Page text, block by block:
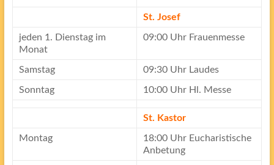
St. Josef
jeden 1. Dienstag im
Monat
09:00 Uhr Frauenmesse
Samstag 09:30 Uhr Laudes
Sonntag 10:00 Uhr Hl. Messe
St. Kastor
Montag
18:00 Uhr Eucharistische
Anbetung